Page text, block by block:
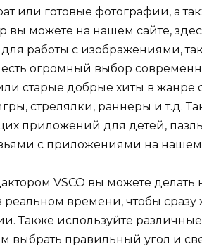
или готовые фотографии, а
вы можете на нашем сайте,
для работы с изображениями,
есть огромный выбор
старые добрые хиты в жанре
стрелялки, раннеры и т.д.
приложений для детей,
с приложениями на нашем
VSCO вы можете
времени, чтобы сразу
Также используйте
выбрать правильный угол и